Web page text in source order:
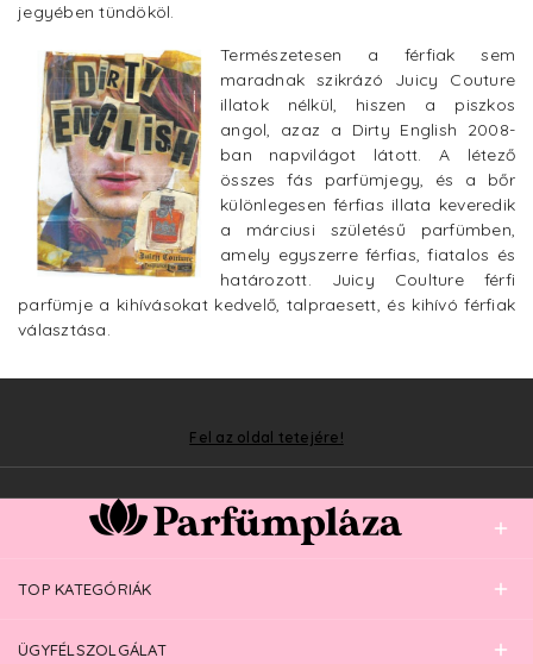
jegyében tündököl.
Természetesen a férfiak sem
maradnak szikrázó Juicy Couture
illatok nélkül, hiszen a piszkos
angol, azaz a Dirty English 2008-
ban napvilágot látott. A létező
összes fás parfümjegy, és a bőr
különlegesen férfias illata keveredik
a márciusi születésű parfümben,
amely egyszerre férfias, fiatalos és
határozott. Juicy Coulture férfi
parfümje a kihívásokat kedvelő, talpraesett, és kihívó férfiak
választása.
Fel az oldal tetejére!
TOP KATEGÓRIÁK
ÜGYFÉLSZOLGÁLAT